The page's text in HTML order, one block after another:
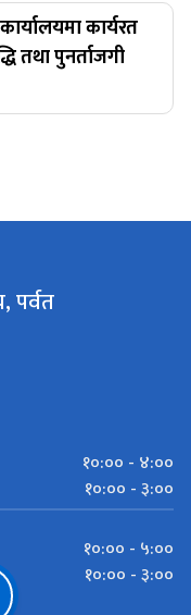
कार्यरत
तथा पुनर्ताजगी
पर्वत
१०:०० - ४:००
१०:०० - ३:००
१०:०० - ५:००
१०:०० - ३:००